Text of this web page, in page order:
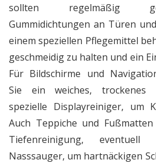
sollten regelmäßig
Gummidichtungen an Türen
einem speziellen Pflegemittel
geschmeidig zu halten und ein
Für Bildschirme und
Sie ein weiches, trockenes
spezielle Displayreiniger, um
Auch Teppiche und
Tiefenreinigung,
Nasssauger, um hartnäckigen